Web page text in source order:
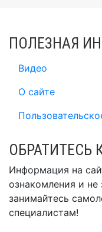
ПОЛЕЗНАЯ
Видео
О сайте
ОБРАТИТЕСЬ
Информация на
ознакомления и
занимайтесь
специалистам!